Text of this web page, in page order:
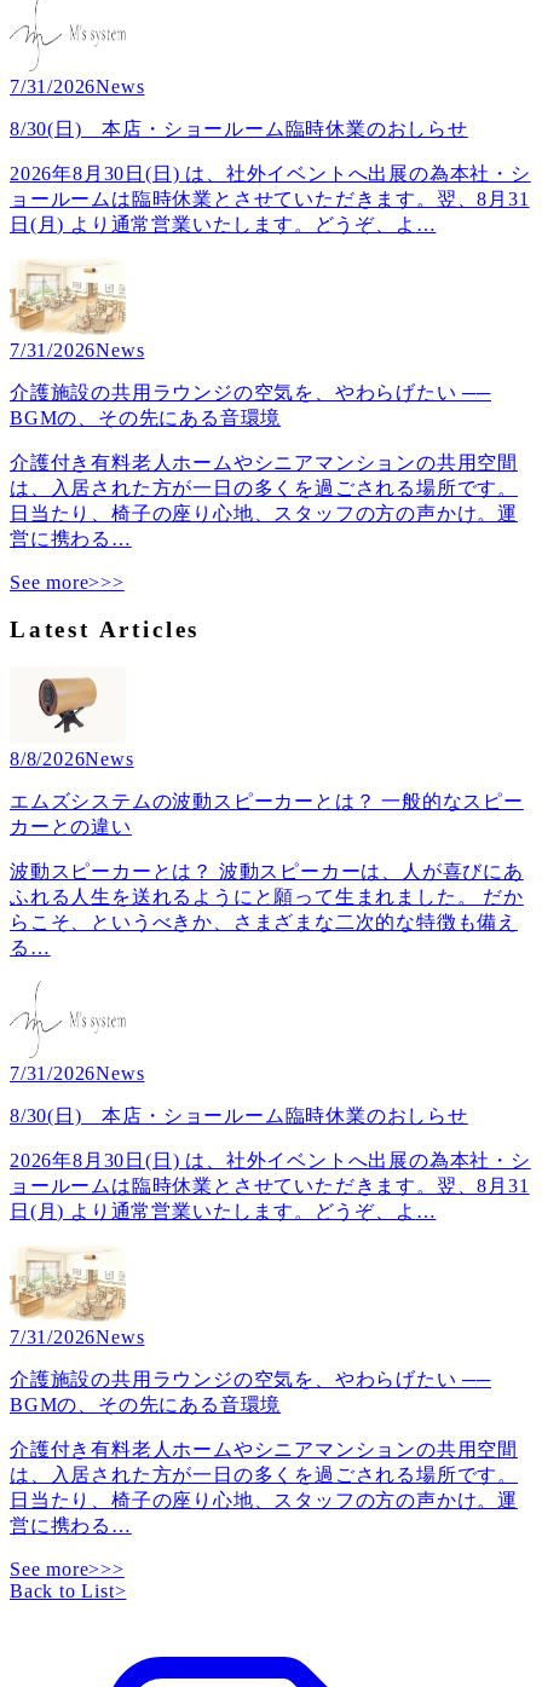
7/31/2026News
8/30(日) 本店・ショールーム臨時休業のおしらせ
2026年8月30日(日) は、社外イベントへ出展の為本社・シ
ョールームは臨時休業とさせていただきます。翌、8月31
日(月) より通常営業いたします。どうぞ、よ …
7/31/2026News
介護施設の共用ラウンジの空気を、やわらげたい ──
BGMの、その先にある音環境
介護付き有料老人ホームやシニアマンションの共用空間
は、入居された方が一日の多くを過ごされる場所です。
日当たり、椅子の座り心地、スタッフの方の声かけ。運
営に携わる …
See more>>>
Latest Articles
8/8/2026News
エムズシステムの波動スピーカーとは？ 一般的なスピー
カーとの違い
波動スピーカーとは？ 波動スピーカーは、人が喜びにあ
ふれる人生を送れるようにと願って生まれました。 だか
らこそ、というべきか、さまざまな二次的な特徴も備え
る …
7/31/2026News
8/30(日) 本店・ショールーム臨時休業のおしらせ
2026年8月30日(日) は、社外イベントへ出展の為本社・シ
ョールームは臨時休業とさせていただきます。翌、8月31
日(月) より通常営業いたします。どうぞ、よ …
7/31/2026News
介護施設の共用ラウンジの空気を、やわらげたい ──
BGMの、その先にある音環境
介護付き有料老人ホームやシニアマンションの共用空間
は、入居された方が一日の多くを過ごされる場所です。
日当たり、椅子の座り心地、スタッフの方の声かけ。運
営に携わる …
See more>>>
Back to List>